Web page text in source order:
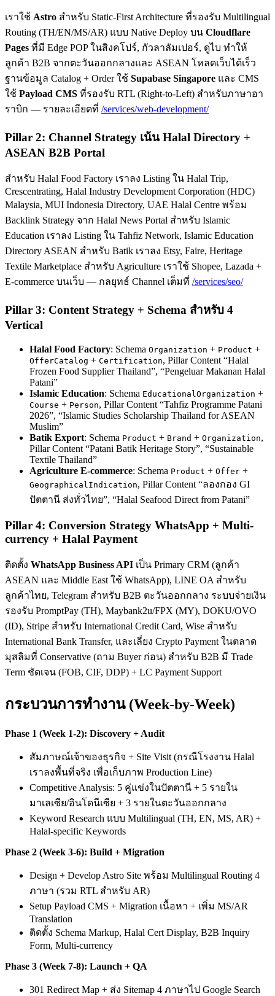
เราใช้ Astro สำหรับ Static-First Architecture ที่รองรับ Multilingual
Routing (TH/EN/MS/AR) แบบ Native Deploy บน Cloudflare
Pages ที่มี Edge POP ในสิงคโปร์, กัวลาลัมเปอร์, ดูไบ ทำให้
ลูกค้า B2B จากตะวันออกกลางและ ASEAN โหลดเว็บได้เร็ว
ฐานข้อมูล Catalog + Order ใช้ Supabase Singapore และ CMS
ใช้ Payload CMS ที่รองรับ RTL (Right-to-Left) สำหรับภาษาอา
ราบิก — รายละเอียดที่ /services/web-development/
Pillar 2: Channel Strategy เน้น Halal Directory +
ASEAN B2B Portal
สำหรับ Halal Food Factory เราลง Listing ใน Halal Trip,
Crescentrating, Halal Industry Development Corporation (HDC)
Malaysia, MUI Indonesia Directory, UAE Halal Centre พร้อม
Backlink Strategy จาก Halal News Portal สำหรับ Islamic
Education เราลง Listing ใน Tahfiz Network, Islamic Education
Directory ASEAN สำหรับ Batik เราลง Etsy, Faire, Heritage
Textile Marketplace สำหรับ Agriculture เราใช้ Shopee, Lazada +
E-commerce บนเว็บ — กลยุทธ์ Channel เต็มที่ /services/seo/
Pillar 3: Content Strategy + Schema สำหรับ 4
Vertical
Halal Food Factory: Schema Organization + Product +
OfferCatalog + Certification, Pillar Content “Halal
Frozen Food Supplier Thailand”, “Pengeluar Makanan Halal
Patani”
Islamic Education: Schema EducationalOrganization +
Course + Person, Pillar Content “Tahfiz Programme Patani
2026”, “Islamic Studies Scholarship Thailand for ASEAN
Muslim”
Batik Export: Schema Product + Brand + Organization,
Pillar Content “Patani Batik Heritage Story”, “Sustainable
Textile Thailand”
Agriculture E-commerce: Schema Product + Offer +
GeographicalIndication, Pillar Content “ลองกอง GI
ปัตตานี ส่งทั่วไทย”, “Halal Seafood Direct from Patani”
Pillar 4: Conversion Strategy WhatsApp + Multi-
currency + Halal Payment
ติดตั้ง WhatsApp Business API เป็น Primary CRM (ลูกค้า
ASEAN และ Middle East ใช้ WhatsApp), LINE OA สำหรับ
ลูกค้าไทย, Telegram สำหรับ B2B ตะวันออกกลาง ระบบจ่ายเงิน
รองรับ PromptPay (TH), Maybank2u/FPX (MY), DOKU/OVO
(ID), Stripe สำหรับ International Credit Card, Wise สำหรับ
International Bank Transfer, และเลี่ยง Crypto Payment ในตลาด
มุสลิมที่ Conservative (ถาม Buyer ก่อน) สำหรับ B2B มี Trade
Term ชัดเจน (FOB, CIF, DDP) + LC Payment Support
กระบวนการทำงาน (Week-by-Week)
Phase 1 (Week 1-2): Discovery + Audit
สัมภาษณ์เจ้าของธุรกิจ + Site Visit (กรณีโรงงาน Halal
เราลงพื้นที่จริง เพื่อเก็บภาพ Production Line)
Competitive Analysis: 5 คู่แข่งในปัตตานี + 5 รายใน
มาเลเซีย/อินโดนีเซีย + 3 รายในตะวันออกกลาง
Keyword Research แบบ Multilingual (TH, EN, MS, AR) +
Halal-specific Keywords
Phase 2 (Week 3-6): Build + Migration
Design + Develop Astro Site พร้อม Multilingual Routing 4
ภาษา (รวม RTL สำหรับ AR)
Setup Payload CMS + Migration เนื้อหา + เพิ่ม MS/AR
Translation
ติดตั้ง Schema Markup, Halal Cert Display, B2B Inquiry
Form, Multi-currency
Phase 3 (Week 7-8): Launch + QA
301 Redirect Map + ส่ง Sitemap 4 ภาษาไป Google Search